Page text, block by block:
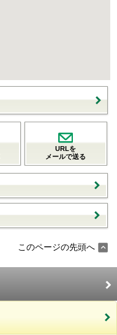
URLを
メールで送る
このページの先頭へ